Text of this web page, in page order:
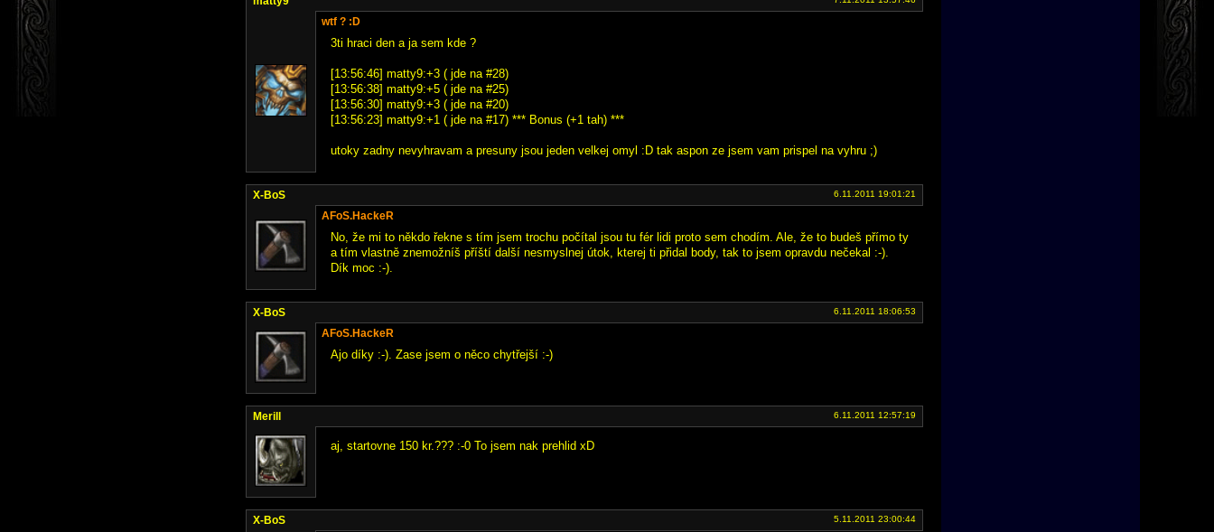
wtf ? :D
3ti hraci den a ja sem kde ?
[13:56:46] matty9:+3 ( jde na #28)
[13:56:38] matty9:+5 ( jde na #25)
[13:56:30] matty9:+3 ( jde na #20)
[13:56:23] matty9:+1 ( jde na #17) *** Bonus (+1 tah) ***
utoky zadny nevyhravam a presuny jsou jeden velkej omyl :D tak aspon ze jsem vam prispel na vyhru ;)
X-BoS 6.11.2011 19:01:21
AFoS.HackeR
No, že mi to někdo řekne s tím jsem trochu počítal jsou tu fér lidi proto sem chodím. Ale, že to budeš přímo ty
a tím vlastně znemožníš příští další nesmyslnej útok, kterej ti přidal body, tak to jsem opravdu nečekal :-).
Dík moc :-).
X-BoS 6.11.2011 18:06:53
AFoS.HackeR
Ajo díky :-). Zase jsem o něco chytřejší :-)
Merill 6.11.2011 12:57:19
aj, startovne 150 kr.??? :-0 To jsem nak prehlid xD
X-BoS 5.11.2011 23:00:44